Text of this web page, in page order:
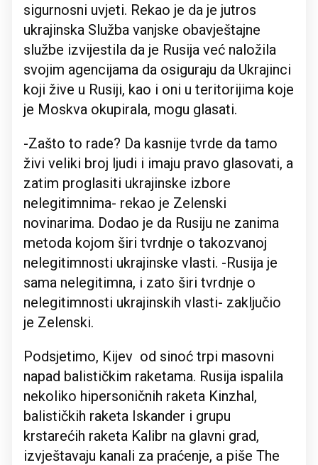
sigurnosni uvjeti. Rekao je da je jutros
ukrajinska Služba vanjske obavještajne
službe izvijestila da je Rusija već naložila
svojim agencijama da osiguraju da Ukrajinci
koji žive u Rusiji, kao i oni u teritorijima koje
je Moskva okupirala, mogu glasati.
-Zašto to rade? Da kasnije tvrde da tamo
živi veliki broj ljudi i imaju pravo glasovati, a
zatim proglasiti ukrajinske izbore
nelegitimnima- rekao je Zelenski
novinarima. Dodao je da Rusiju ne zanima
metoda kojom širi tvrdnje o takozvanoj
nelegitimnosti ukrajinske vlasti. -Rusija je
sama nelegitimna, i zato širi tvrdnje o
nelegitimnosti ukrajinskih vlasti- zaključio
je Zelenski.
Podsjetimo, Kijev od sinoć trpi masovni
napad balističkim raketama. Rusija ispalila
nekoliko hipersoničnih raketa Kinzhal,
balističkih raketa Iskander i grupu
krstarećih raketa Kalibr na glavni grad,
izvještavaju kanali za praćenje, a piše The